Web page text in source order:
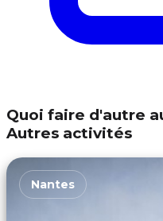
Quoi faire d'autre
Autres activités
Nantes